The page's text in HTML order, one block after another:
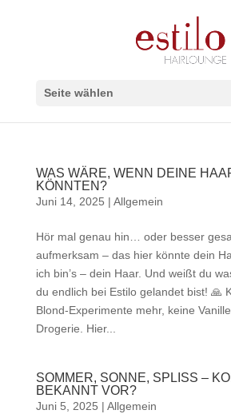
Seite wählen
WAS WÄRE, WENN DEINE
KÖNNTEN?
Juni 14, 2025 | Allgemein
Hör mal genau hin… oder besser
aufmerksam – das hier könnte dein
ich bin’s – dein Haar. Und weißt du
du endlich bei Estilo gelandet bist! 🙏
Blond-Experimente mehr, keine
Drogerie. Hier...
SOMMER, SONNE, SPLISS –
BEKANNT VOR?
Juni 5, 2025 | Allgemein